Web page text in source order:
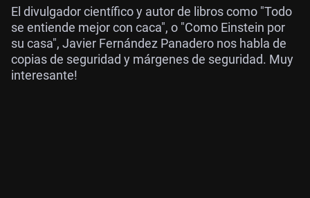
El divulgador científico y autor de libros como "Todo
se entiende mejor con caca", o "Como Einstein por
su casa", Javier Fernández Panadero nos habla de
copias de seguridad y márgenes de seguridad. Muy
interesante!